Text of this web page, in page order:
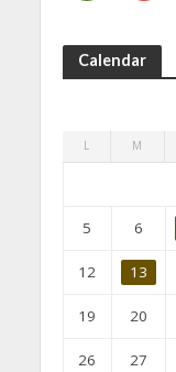
Calendar
L M
5 6
12 13
19 20
26 27